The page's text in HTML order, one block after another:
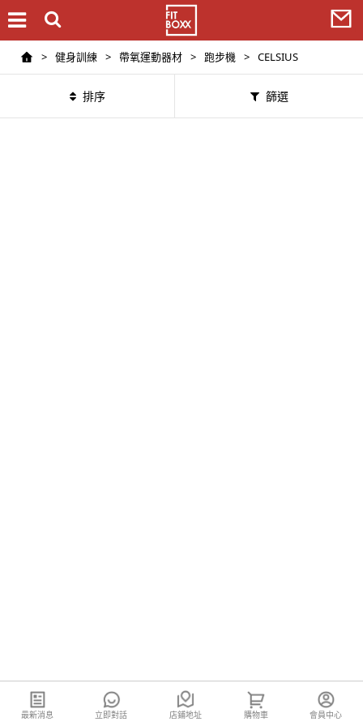
> 健身訓練 > 帶氧運動器材 > 跑步機 > CELSIUS
排序 篩選
最新消息 立即對話 店鋪地址 購物車 會員中心